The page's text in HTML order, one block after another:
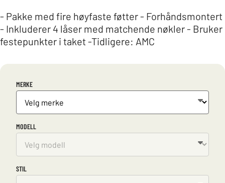
- Pakke med fire høyfaste føtter - Forhåndsmontert
- Inkluderer 4 låser med matchende nøkler - Bruker
festepunkter i taket -Tidligere: AMC
MERKE
MODELL
STIL